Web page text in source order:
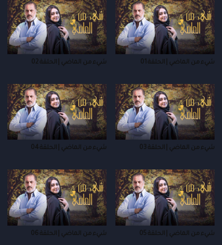
شيء من الماضي | الحلقة 01 شيء من الماضي | الحلقة 02
شيء من الماضي | الحلقة 03 شيء من الماضي | الحلقة 04
شيء من الماضي | الحلقة 05 شيء من الماضي | الحلقة 06